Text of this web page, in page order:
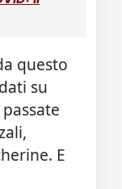
questo
su
E